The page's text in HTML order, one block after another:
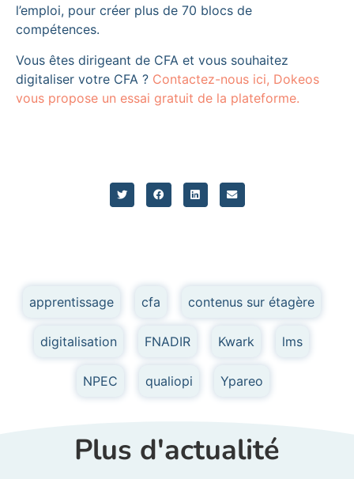
l’emploi, pour créer plus de 70 blocs de
compétences.
Vous êtes dirigeant de CFA et vous souhaitez
digitaliser votre CFA ? Contactez-nous ici, Dokeos
vous propose un essai gratuit de la plateforme.
apprentissage cfa contenus sur étagère
digitalisation FNADIR Kwark lms
NPEC qualiopi Ypareo
Plus d'actualité